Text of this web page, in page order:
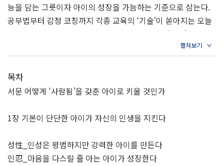
능을 담는 그릇이자 아이의 성장을 가늠하는 기준으로 삼는다.
공부법부터 감정 코칭까지 각종 교육의 ‘기술’이 쏟아지는 오늘
날, 이 책은 시대가 달라져도 변하지 않는 교육의 ‘기본’을 알려
주고, 아이를 가르치기에 앞서 부모가 가져야 할 자세에 대해 살
목차
서문 어떻게 ‘사람됨’을 갖춘 아이로 키울 것인가
1장 기본이 단단한 아이가 자신의 인생을 지킨다
성性_인성은 평범하지만 강력한 아이를 만든다
인忍_마음을 다스릴 줄 아는 아이가 성장한다